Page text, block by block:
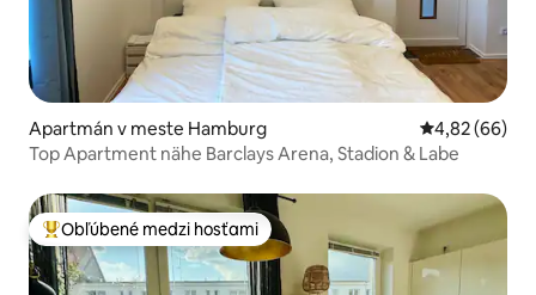
Apartmán v meste Hamburg Priemerné
4,82 (66)
Top Apartment nähe Barclays Arena, Stadion & Labe
Najobľúbenejšie medzi hosťami
Obľúbené medzi hosťami